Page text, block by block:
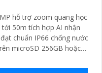
hỗ trợ zoom quang học
50m tích hợp AI nhận
chuẩn IP66 chống nước
microSD 256GB hoặc